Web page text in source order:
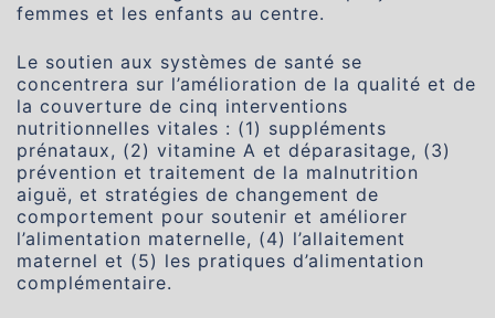
femmes et les enfants au centre.
Le soutien aux systèmes de santé se
concentrera sur l’amélioration de la qualité et de
la couverture de cinq interventions
nutritionnelles vitales : (1) suppléments
prénataux, (2) vitamine A et déparasitage, (3)
prévention et traitement de la malnutrition
aiguë, et stratégies de changement de
comportement pour soutenir et améliorer
l’alimentation maternelle, (4) l’allaitement
maternel et (5) les pratiques d’alimentation
complémentaire.